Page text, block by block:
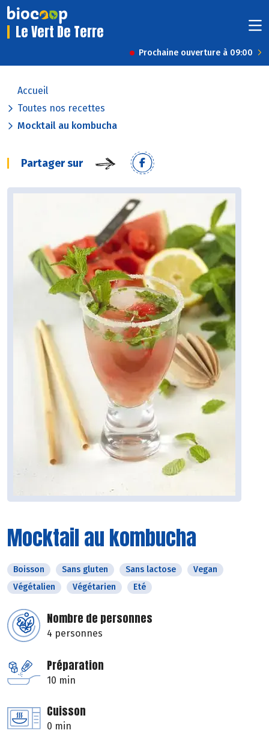
Le Vert De Terre
Prochaine ouverture à 09:00
Accueil
Toutes nos recettes
Mocktail au kombucha
Partager sur
Mocktail au kombucha
Boisson Sans gluten Sans lactose
Vegan
Végétalien
Végétarien Eté
Nombre de personnes
4 personnes
Préparation
10 min
Cuisson
0 min